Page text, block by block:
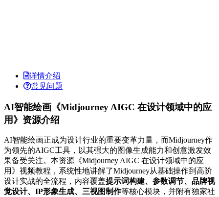
详情介绍
常见问题
AI智能绘画《Midjourney AIGC 在设计领域中的应
用》资源介绍
AI智能绘画正成为设计行业的重要变革力量，而Midjourney作
为领先的AIGC工具，以其强大的图像生成能力和创意激发效
果备受关注。本资源《Midjourney AIGC 在设计领域中的应
用》视频教程，系统性地讲解了Midjourney从基础操作到高阶
设计实战的全流程，内容覆盖提示词构建、参数调节、品牌视
觉设计、IP形象生成、三视图制作等核心模块，并附有独家社